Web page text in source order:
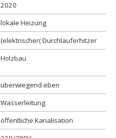
2020
lokale Heizung
(elektrischer( Durchlauferhitzer
Holzbau
überwiegend eben
Wasserleitung
öffentliche Kanalisation